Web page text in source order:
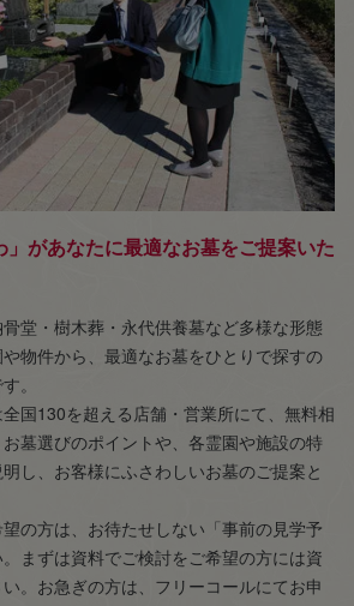
」があなたに最適なお墓をご提案いた
堂・樹木葬・永代供養墓など多様な形態
物件から、最適なお墓をひとりで探すの
。
国130を超える店舗・営業所にて、無料相
墓選びのポイントや、各霊園や施設の特
し、お客様にふさわしいお墓のご提案と
の方は、お待たせしない「事前の見学予
まずは資料でご検討をご希望の方には資
。お急ぎの方は、フリーコールにてお申